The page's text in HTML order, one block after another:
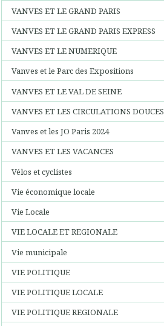
VANVES ET LE GRAND PARIS
VANVES ET LE GRAND PARIS EXPRESS
VANVES ET LE NUMERIQUE
Vanves et le Parc des Expositions
VANVES ET LE VAL DE SEINE
VANVES ET LES CIRCULATIONS DOUCES
Vanves et les JO Paris 2024
VANVES ET LES VACANCES
Vélos et cyclistes
Vie économique locale
Vie Locale
VIE LOCALE ET REGIONALE
Vie municipale
VIE POLITIQUE
VIE POLITIQUE LOCALE
VIE POLITIQUE REGIONALE